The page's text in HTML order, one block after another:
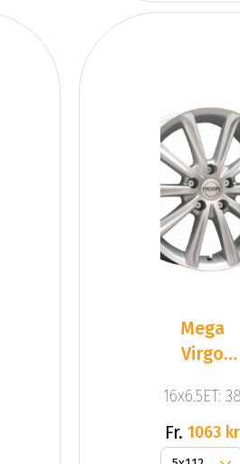
Mega
Virgo
16x6.5ET: 38
Fr. 1063 kr